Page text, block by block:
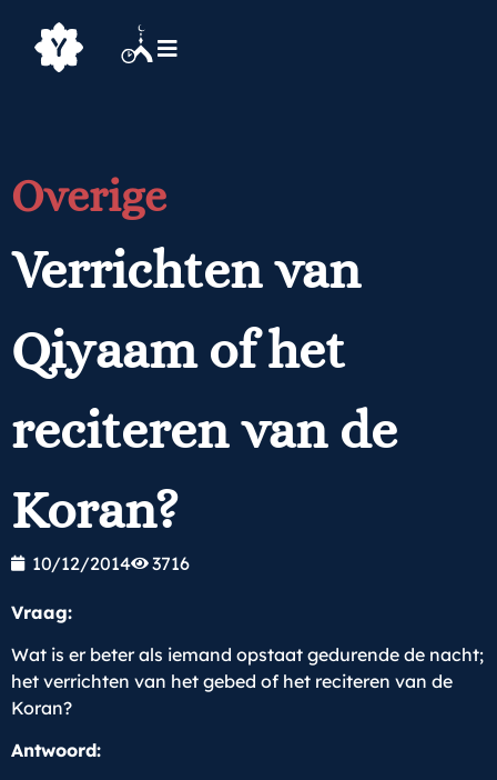
Overige
Verrichten van
Qiyaam of het
reciteren van de
Koran?
10/12/2014 3716
Vraag:
Wat is er beter als iemand opstaat gedurende de nacht;
het verrichten van het gebed of het reciteren van de
Koran?
Antwoord: